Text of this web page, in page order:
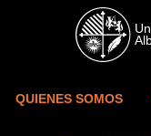
Skip to main content
QUIENES SOMOS